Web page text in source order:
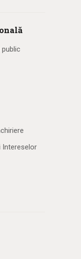
Intereselor